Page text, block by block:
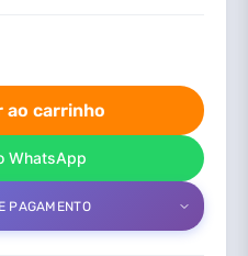
ao carrinho
WhatsApp
PAGAMENTO